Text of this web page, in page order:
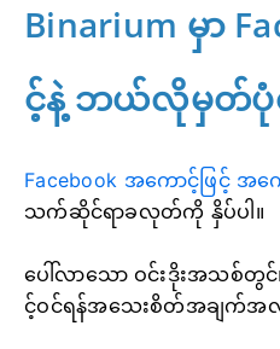
Binarium မှာ
င့်နဲ့ ဘယ်လိုမှတ်
Facebook အကောင့်ဖြင့် အက
သက်ဆိုင်ရာခလုတ်ကို နှိပ်ပါ။
ပေါ်လာသော ဝင်းဒိုးအသစ်တွ
င့်ဝင်ရန်အသေးစိတ်အချက်အ